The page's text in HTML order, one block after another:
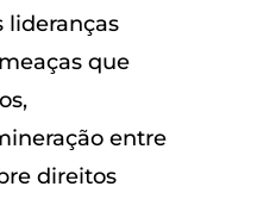
lideranças
que
entre
direitos